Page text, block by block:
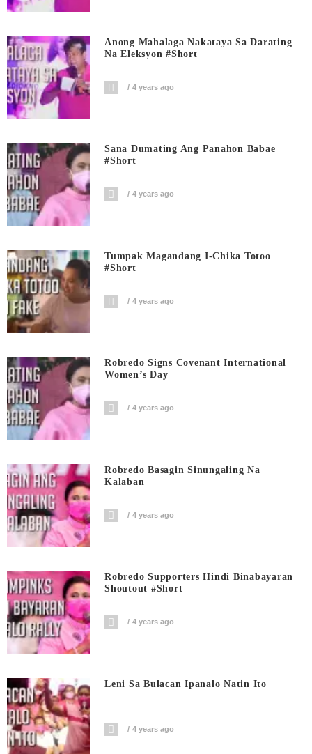
Anong Mahalaga Nakataya Sa Darating
Na Eleksyon #short
4 years ago
Sana Dumating Ang Panahon Babae
#short
4 years ago
Tumpak Magandang I-Chika Totoo
#short
4 years ago
Robredo Signs Covenant International
Women’s Day
4 years ago
Robredo Basagin Sinungaling Na
Kalaban
4 years ago
Robredo Supporters Hindi Binabayaran
Shoutout #short
4 years ago
Leni Sa Bulacan Ipanalo Natin Ito
4 years ago